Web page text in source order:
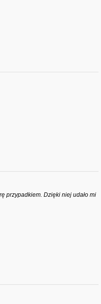
przypadkiem. Dzięki niej udało mi